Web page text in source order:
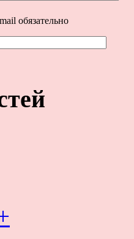
обязательно